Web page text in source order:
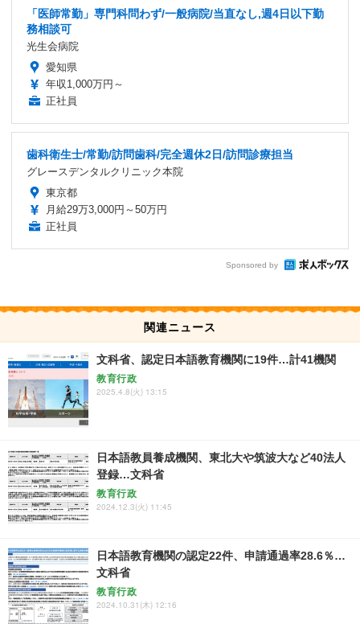
「医師常勤」専門科問わず/一般病院/当直なし,週4日以下勤
務相談可
光生会病院
愛知県
年収1,000万円～
正社員
歯科衛生士/常勤/訪問歯科/完全週休2日/訪問診療担当
グレースデンタルクリニック本院
東京都
月給29万3,000円～50万円
正社員
Sponsored by
関連ニュース
文科省、認定日本語教育機関に19件…計41機関
教育行政
2025.4.8(火) 13:15
日本語教員養成機関、東北大や筑波大など40法人
登録…文科省
教育行政
2024.12.3(火) 11:45
日本語教育機関の認定22件、申請通過率28.6％…
文科省
教育行政
2024.10.31(木) 12:16